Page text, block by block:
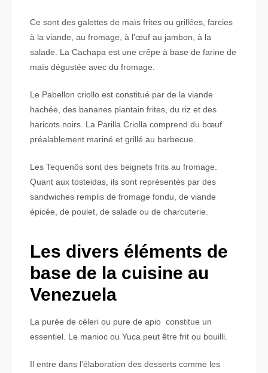
Ce sont des galettes de maïs frites ou grillées, farcies
à la viande, au fromage, à l’œuf au jambon, à la
salade. La Cachapa est une crêpe à base de farine de
maïs dégustée avec du fromage.
Le Pabellon criollo est constitué par de la viande
hachée, des bananes plantain frites, du riz et des
haricots noirs. La Parilla Criolla comprend du bœuf
préalablement mariné et grillé au barbecue.
Les Tequenôs sont des beignets frits au fromage.
Quant aux tosteidas, ils sont représentés par des
sandwiches remplis de fromage fondu, de viande
épicée, de poulet, de salade ou de charcuterie.
Les divers éléments de
base de la cuisine au
Venezuela
La purée de céleri ou pure de apio constitue un
essentiel. Le manioc ou Yuca peut être frit ou bouilli.
Il entre dans l’élaboration des desserts comme les